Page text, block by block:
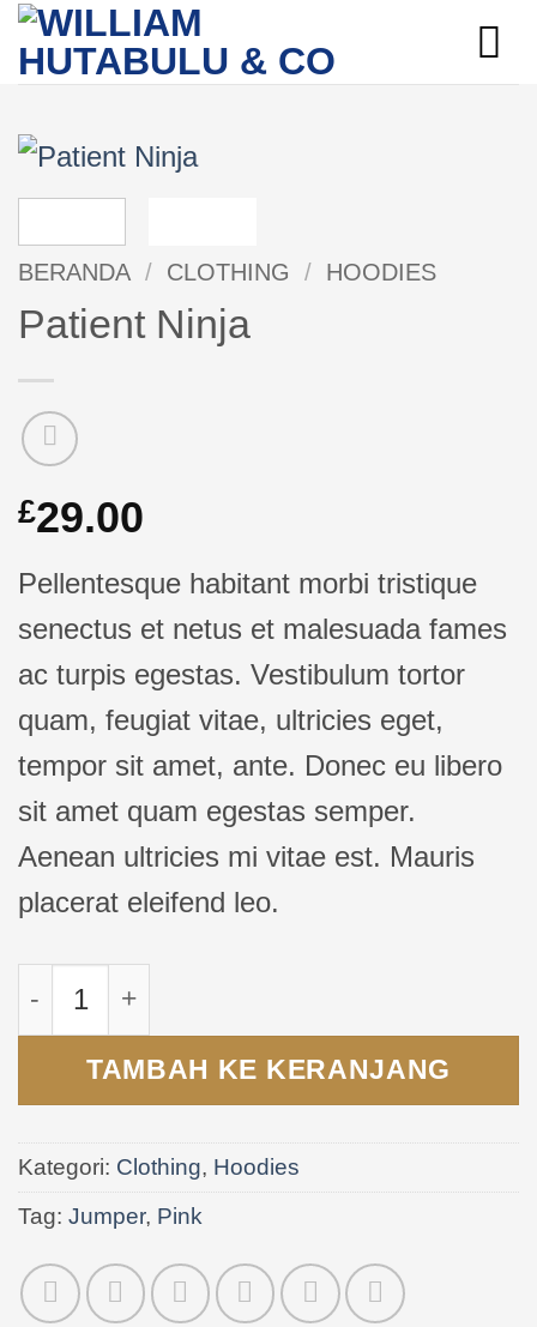
Skip
to
BERANDA / CLOTHING / HOODIES
Patient Ninja
£29.00
Pellentesque habitant morbi tristique
senectus et netus et malesuada fames
ac turpis egestas. Vestibulum tortor
quam, feugiat vitae, ultricies eget,
tempor sit amet, ante. Donec eu libero
sit amet quam egestas semper.
Aenean ultricies mi vitae est. Mauris
placerat eleifend leo.
Kuantitas Patient Ninja
TAMBAH KE KERANJANG
Kategori: Clothing, Hoodies
Tag: Jumper, Pink